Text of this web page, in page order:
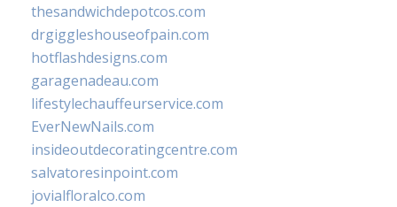
thesandwichdepotcos.com
drgiggleshouseofpain.com
hotflashdesigns.com
garagenadeau.com
lifestylechauffeurservice.com
EverNewNails.com
insideoutdecoratingcentre.com
salvatoresinpoint.com
jovialfloralco.com